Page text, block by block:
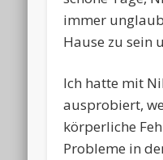
immer
Hause zu sein
Ich hatte mit
ausprobiert,
körperliche
Probleme in